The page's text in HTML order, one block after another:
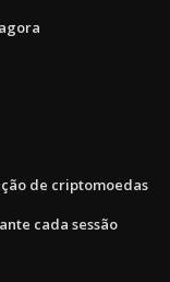
de criptomoedas
cada sessão